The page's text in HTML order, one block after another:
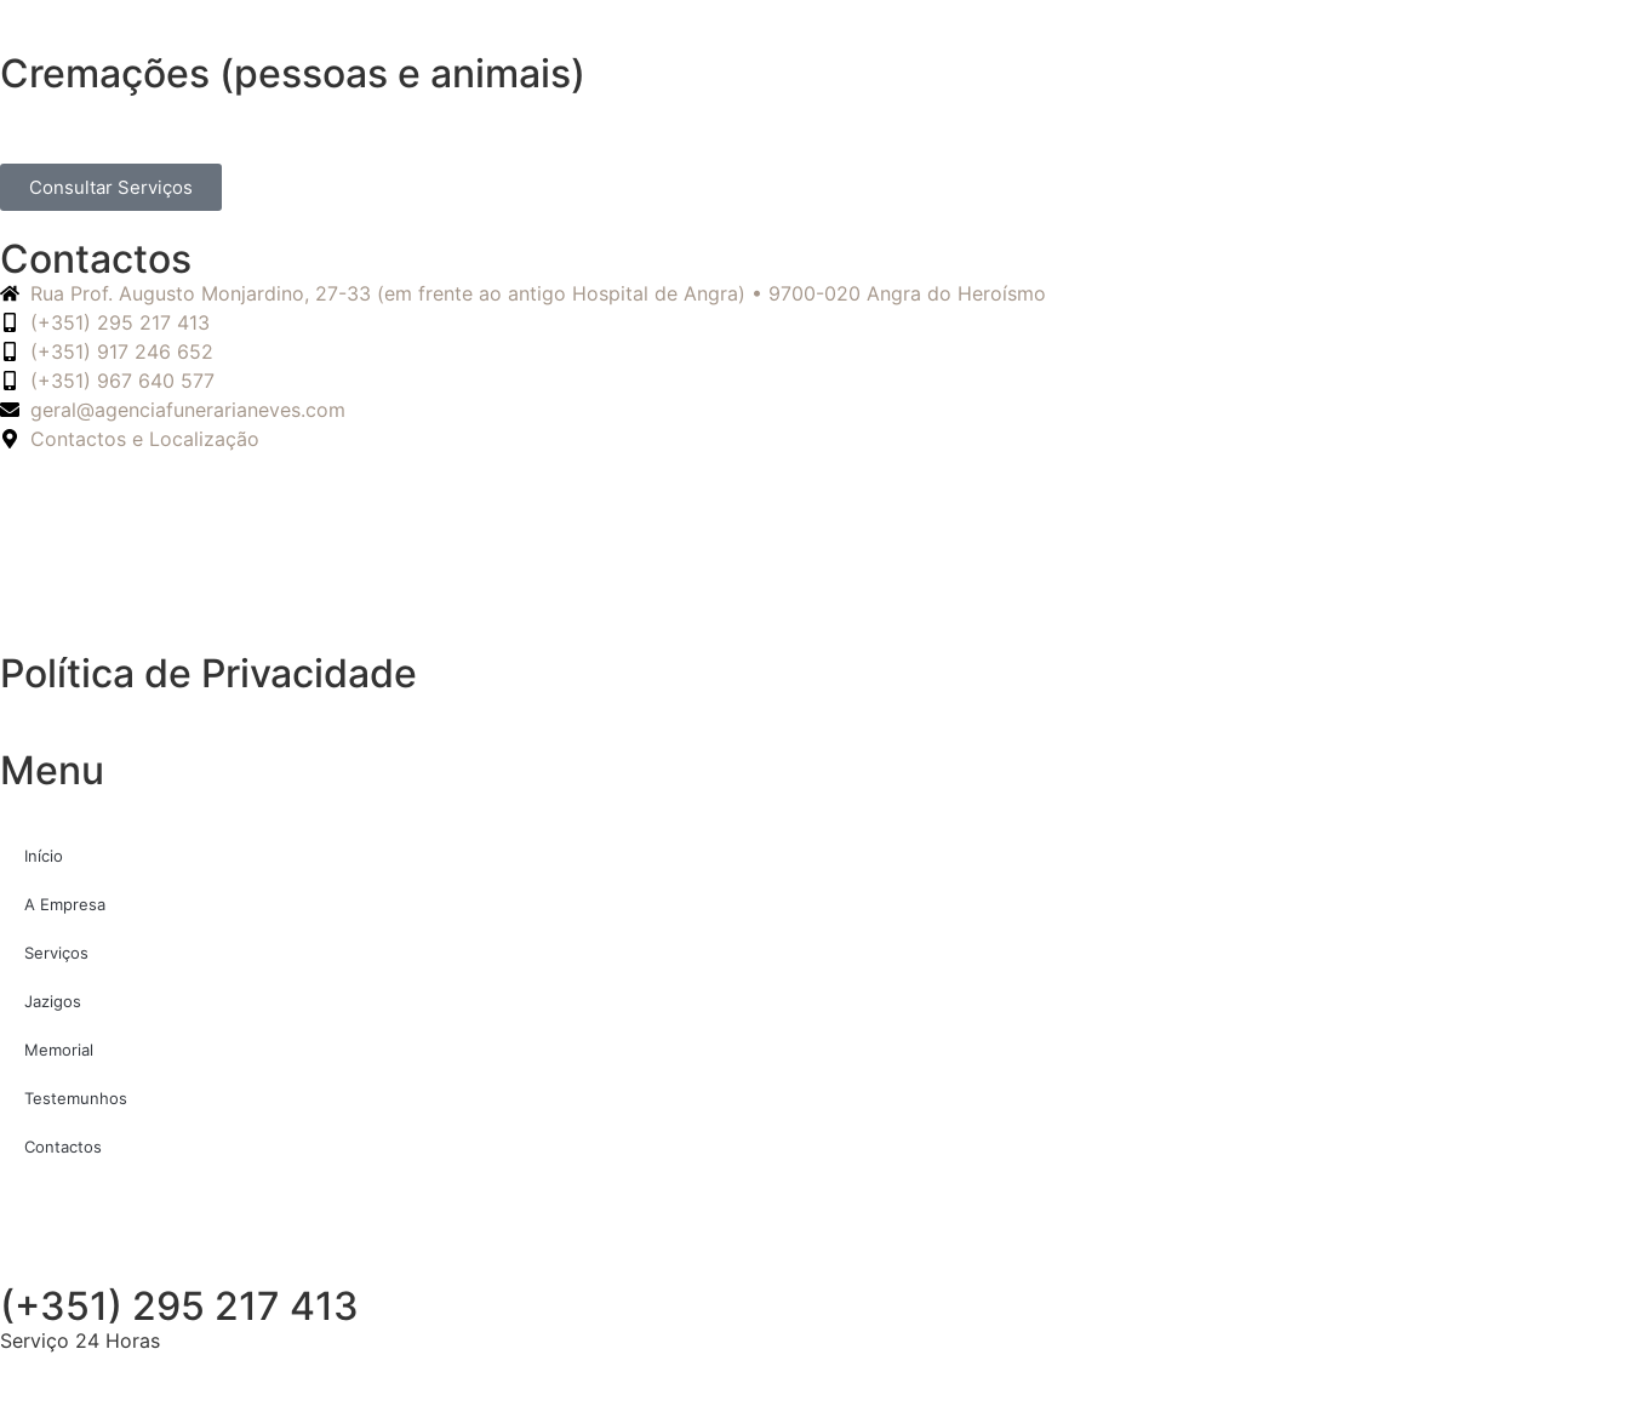
Cremações (pessoas e animais)
Consultar Serviços
Contactos
Rua Prof. Augusto Monjardino, 27-33 (em frente ao antigo Hospital de Angra) • 9700-020 Angra do Heroísmo
(+351) 295 217 413
(+351) 917 246 652
(+351) 967 640 577
geral@agenciafunerarianeves.com
Contactos e Localização
Política de Privacidade
Menu
Início
A Empresa
Serviços
Jazigos
Memorial
Testemunhos
Contactos
(+351) 295 217 413
Serviço 24 Horas